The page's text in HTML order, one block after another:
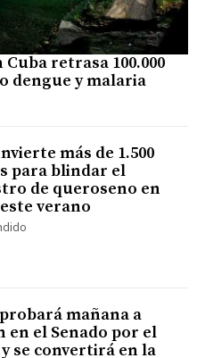
retrasa 100.000
dengue y malaria
más de 1.500
para blindar el
de queroseno en
verano
mañana a
en el Senado por el
se convertirá en la